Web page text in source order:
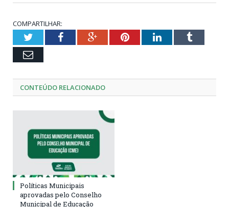
COMPARTILHAR:
TwitterFacebookGoogle+PinterestLinkedInTumblr
Email
CONTEÚDO RELACIONADO
Políticas Municipais
aprovadas pelo Conselho
Municipal de Educação